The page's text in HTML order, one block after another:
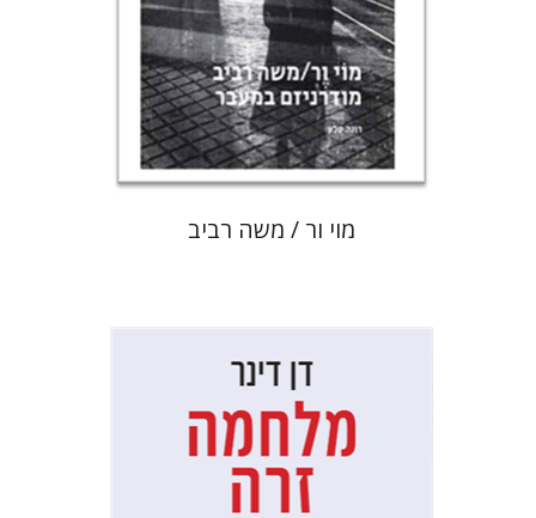
הנחת אתר ספר מודפס
$89
$80
מוי ור / משה רביב
דן דינר
שאול מרמרי